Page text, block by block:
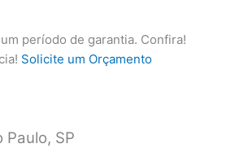
período de garantia. Confira!
Solicite um Orçamento
SP